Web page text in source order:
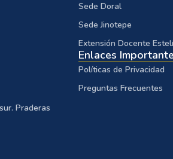
Praderas
Sede Doral
Sede Jinotepe
Extensión Docente Estelí
Enlaces
Políticas de Privacidad
Preguntas Frecuentes